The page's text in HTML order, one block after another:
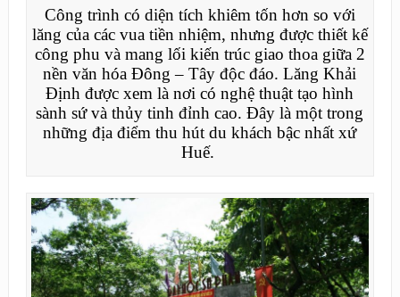
Công trình có diện tích khiêm tốn hơn so với
lăng của các vua tiền nhiệm, nhưng được thiết kế
công phu và mang lối kiến trúc giao thoa giữa 2
nền văn hóa Đông – Tây độc đáo. Lăng Khải
Định được xem là nơi có nghệ thuật tạo hình
sành sứ và thủy tinh đỉnh cao. Đây là một trong
những địa điểm thu hút du khách bậc nhất xứ
Huế.